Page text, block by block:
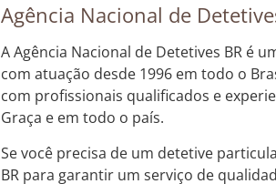
Agência Nacional de
A Agência Nacional de Detetives BR é
com atuação desde 1996 em todo o
com profissionais qualificados e
Graça e em todo o país.
Se você precisa de um detetive
BR para garantir um serviço de